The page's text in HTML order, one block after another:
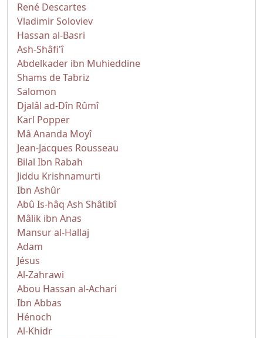
René Descartes
Vladimir Soloviev
Hassan al-Basri
Ash-Shâfi'î
Abdelkader ibn Muhieddine
Shams de Tabriz
Salomon
Djalâl ad-Dîn Rûmî
Karl Popper
Mâ Ananda Moyî
Jean-Jacques Rousseau
Bilal Ibn Rabah
Jiddu Krishnamurti
Ibn Ashûr
Abû Is-hâq Ash Shâtibî
Mâlik ibn Anas
Mansur al-Hallaj
Adam
Jésus
Al-Zahrawi
Abou Hassan al-Achari
Ibn Abbas
Hénoch
Al-Khidr